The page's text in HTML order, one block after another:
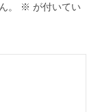
。 ※ が付いてい